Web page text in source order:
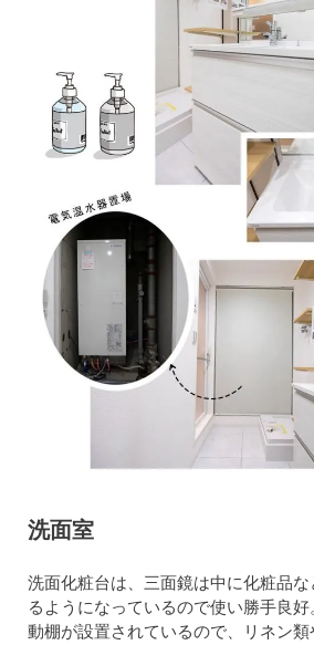
洗面室
洗面化粧台は、三面鏡は中に化粧品な
るようになっているので使い勝手良
動棚が設置されているので、リネン